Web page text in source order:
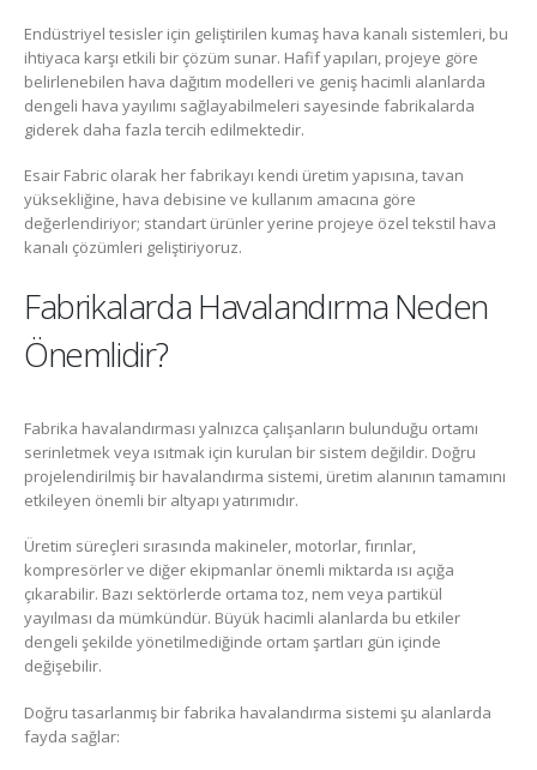
Endüstriyel tesisler için geliştirilen kumaş hava kanalı sistemleri, bu
ihtiyaca karşı etkili bir çözüm sunar. Hafif yapıları, projeye göre
belirlenebilen hava dağıtım modelleri ve geniş hacimli alanlarda
dengeli hava yayılımı sağlayabilmeleri sayesinde fabrikalarda
giderek daha fazla tercih edilmektedir.
Esair Fabric olarak her fabrikayı kendi üretim yapısına, tavan
yüksekliğine, hava debisine ve kullanım amacına göre
değerlendiriyor; standart ürünler yerine projeye özel tekstil hava
kanalı çözümleri geliştiriyoruz.
Fabrikalarda Havalandırma Neden
Önemlidir?
Fabrika havalandırması yalnızca çalışanların bulunduğu ortamı
serinletmek veya ısıtmak için kurulan bir sistem değildir. Doğru
projelendirilmiş bir havalandırma sistemi, üretim alanının tamamını
etkileyen önemli bir altyapı yatırımıdır.
Üretim süreçleri sırasında makineler, motorlar, fırınlar,
kompresörler ve diğer ekipmanlar önemli miktarda ısı açığa
çıkarabilir. Bazı sektörlerde ortama toz, nem veya partikül
yayılması da mümkündür. Büyük hacimli alanlarda bu etkiler
dengeli şekilde yönetilmediğinde ortam şartları gün içinde
değişebilir.
Doğru tasarlanmış bir fabrika havalandırma sistemi şu alanlarda
fayda sağlar: